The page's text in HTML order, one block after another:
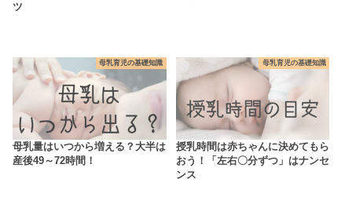
ツ
母乳育児の基礎知識
母乳量はいつから増える？大半は
産後49～72時間！
母乳育児の基礎知識
授乳時間は赤ちゃんに決めてもら
おう！「左右〇分ずつ」はナンセ
ンス